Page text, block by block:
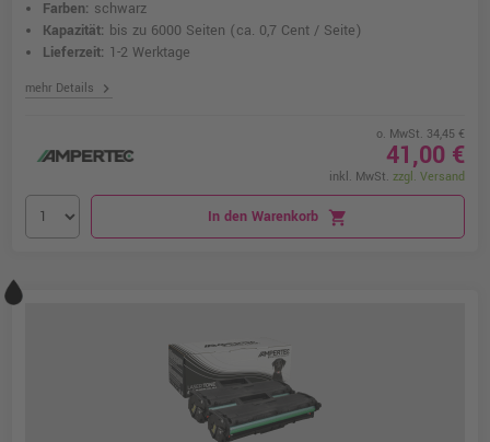
Farben: schwarz
Kapazität: bis zu 6000 Seiten (ca. 0,7 Cent / Seite)
Lieferzeit: 1-2 Werktage
mehr Details chevron_right
o. MwSt. 34,45 €
41,00 €
inkl. MwSt. zzgl. Versand
In den Warenkorb shopping_cart